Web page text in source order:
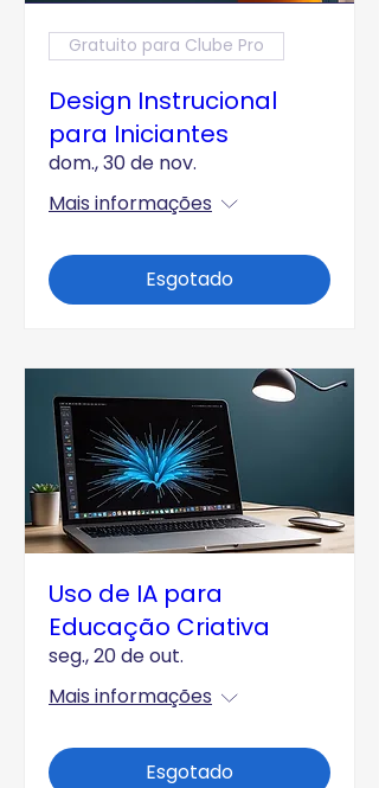
Gratuito para Clube Pro
Design Instrucional
para Iniciantes
dom., 30 de nov.
Mais informações
Esgotado
Uso de IA para
Educação Criativa
seg., 20 de out.
Mais informações
Esgotado